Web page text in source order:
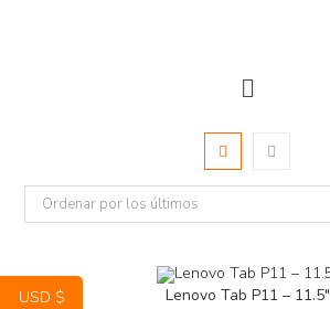
Ordenar por los últimos
Lenovo Tab P11 – 11.5″
USD $